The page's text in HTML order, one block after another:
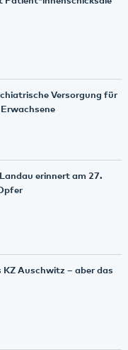
Versorgung für
erinnert am 27.
KZ Auschwitz – aber das